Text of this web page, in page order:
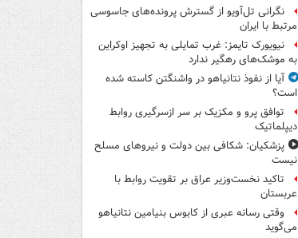
نگرانی تل‌آویو از گسترش پرونده‌های جاسوسی
مرتبط با ایران
نیویورک تایمز: غرب تمایلی به تجهیز اوکراین
به موشک‌های رهگیر ندارد
آیا از نفوذ نتانیاهو در واشنگتن کاسته شده
است؟
توافق پرو و مکزیک بر سر ازسرگیری روابط
دیپلماتیک
پزشکیان: شکافی بین دولت و نیروهای مسلح
نیست
تاکید نخست‌وزیر عراق بر تقویت روابط با
عربستان
وقتی رسانه عبری از کابوس بنیامین نتانیاهو
می‌گوید